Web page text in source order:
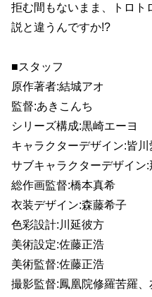
拒む間もないまま、トロ
説と違うんですか!?
■スタッフ
原作著者:結城アオ
監督:あきこんち
シリーズ構成:黒崎エーヨ
キャラクターデザイン:皆川
サブキャラクターデザイン:
総作画監督:橋本真希
衣装デザイン:森藤希子
色彩設計:川延彼方
美術設定:佐藤正浩
美術監督:佐藤正浩
撮影監督:鳳凰院修羅苦羅、